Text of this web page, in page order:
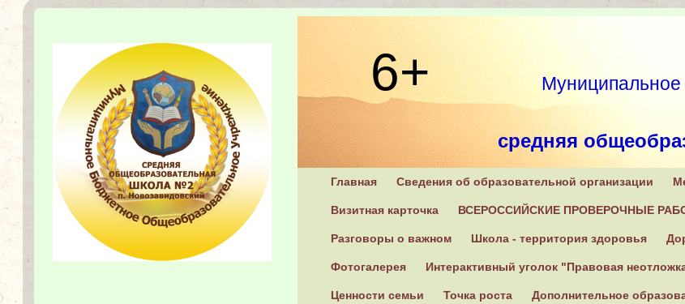
6+ Муниципальное
средняя
171270,
Главная Сведения об образовательной организации
Визитная карточка ВСЕРОССИЙСКИЕ ПРОВЕРОЧНЫЕ
Разговоры о важном Школа - территория здоровья
Фотогалерея Интерактивный уголок "Правовая
Ценности семьи Точка роста Дополнительное